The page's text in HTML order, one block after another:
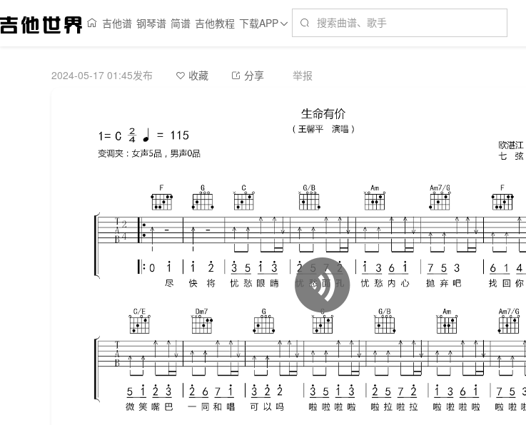
吉他谱 钢琴谱 简谱 吉他教程 下载APP
2024-05-17 01:45发布 收藏 分享 举报